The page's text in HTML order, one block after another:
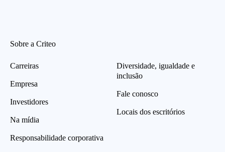
Sobre a Criteo
Carreiras
Empresa
Investidores
Na mídia
Responsabilidade corporativa
Diversidade, igualdade e
inclusão
Fale conosco
Locais dos escritórios